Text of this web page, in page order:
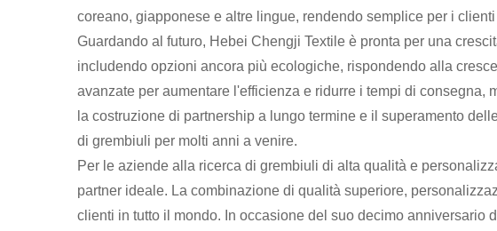
coreano, giapponese e altre lingue, rendendo semplice per i
Guardando al futuro, Hebei Chengji Textile è pronta per una
includendo opzioni ancora più ecologiche, rispondendo alla
avanzate per aumentare l'efficienza e ridurre i tempi di
la costruzione di partnership a lungo termine e il superamento
di grembiuli per molti anni a venire.
Per le aziende alla ricerca di grembiuli di alta qualità e
partner ideale. La combinazione di qualità superiore,
clienti in tutto il mondo. In occasione del suo decimo anniversario